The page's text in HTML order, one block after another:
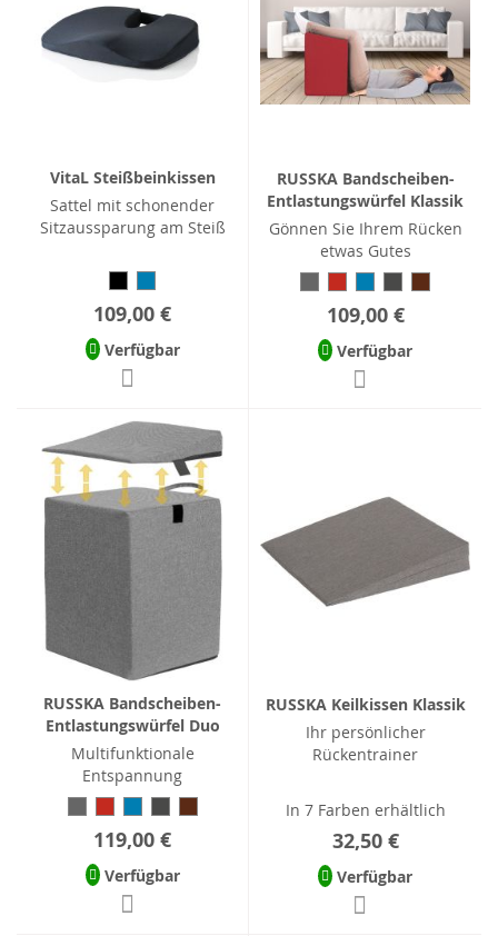
VitaL Steißbeinkissen
Sattel mit schonender
Sitzaussparung am Steiß
109,00 €
Verfügbar
RUSSKA Bandscheiben-
Entlastungswürfel Klassik
Gönnen Sie Ihrem Rücken
etwas Gutes
109,00 €
Verfügbar
RUSSKA Bandscheiben-
Entlastungswürfel Duo
Multifunktionale
Entspannung
119,00 €
Verfügbar
RUSSKA Keilkissen Klassik
Ihr persönlicher
Rückentrainer
In 7 Farben erhältlich
32,50 €
Verfügbar